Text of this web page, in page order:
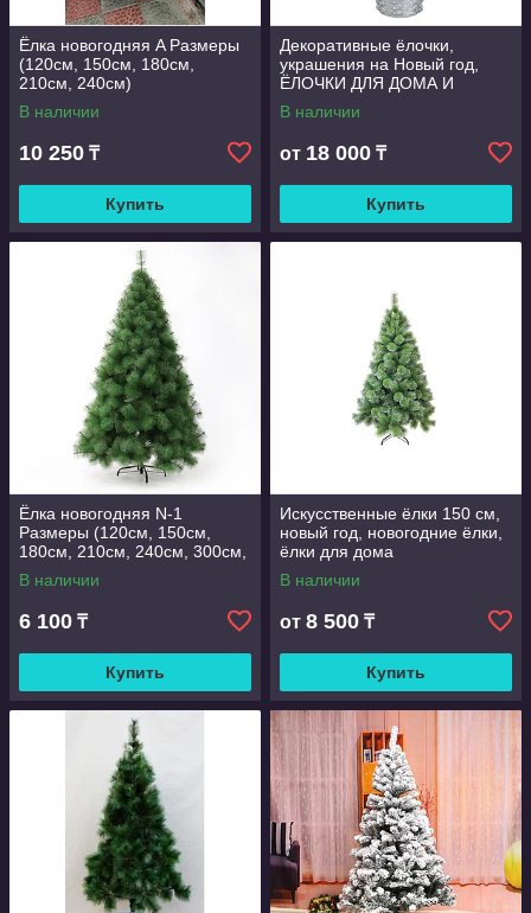
Ёлка новогодняя A Размеры
(120см, 150см, 180см,
210см, 240см)
В наличии
10 250 ₸
Купить
Декоративные ёлочки,
украшения на Новый год,
ЁЛОЧКИ ДЛЯ ДОМА И
ОФИСА. Заказ от 10 штук
В наличии
от 18 000 ₸
Купить
Ёлка новогодняя N-1
Размеры (120см, 150см,
180см, 210см, 240см, 300см,
400см, 500см)
В наличии
6 100 ₸
Купить
Искусственные ёлки 150 см,
новый год, новогодние ёлки,
ёлки для дома
В наличии
от 8 500 ₸
Купить